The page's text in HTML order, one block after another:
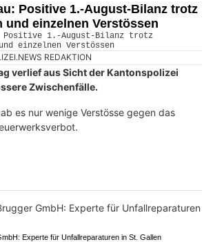
Positive 1.-August-Bilanz trotz
einzelnen Verstössen
REDAKTION
verlief aus Sicht der Kantonspolizei
Zwischenfälle.
es nur wenige Verstösse gegen das
Experte für Unfallreparaturen in St. Gallen